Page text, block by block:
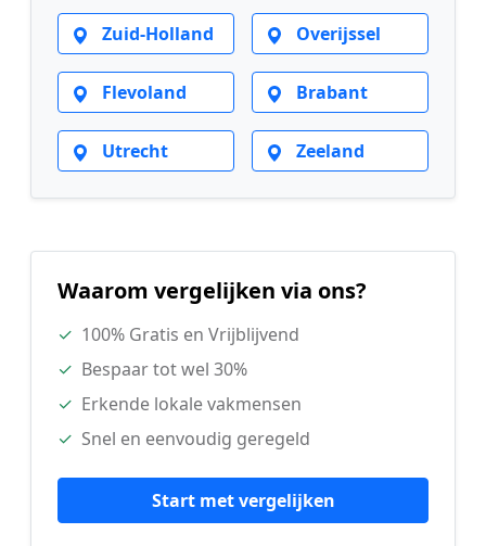
Zuid-Holland Overijssel
Flevoland Brabant
Utrecht Zeeland
Waarom vergelijken via ons?
✓ 100% Gratis en Vrijblijvend
✓ Bespaar tot wel 30%
✓ Erkende lokale vakmensen
✓ Snel en eenvoudig geregeld
Start met vergelijken